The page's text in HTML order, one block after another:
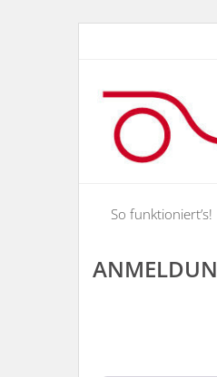
So funktioniert’s!